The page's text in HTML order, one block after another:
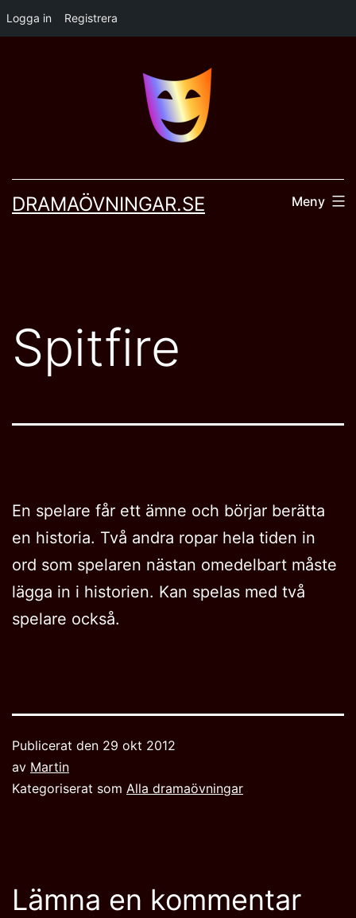
Logga in Registrera
DRAMAÖVNINGAR.SE Meny
Spitfire
En spelare får ett ämne och börjar berätta
en historia. Två andra ropar hela tiden in
ord som spelaren nästan omedelbart måste
lägga in i historien. Kan spelas med två
spelare också.
Publicerat den 29 okt 2012
av Martin
Kategoriserat som Alla dramaövningar
Lämna en kommentar